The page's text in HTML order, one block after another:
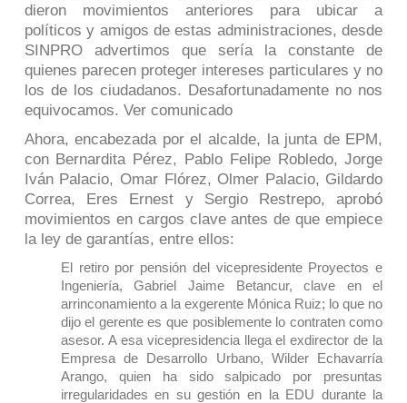
dieron movimientos anteriores para ubicar a
políticos y amigos de estas administraciones, desde
SINPRO advertimos que sería la constante de
quienes parecen proteger intereses particulares y no
los de los ciudadanos. Desafortunadamente no nos
equivocamos. Ver comunicado
Ahora, encabezada por el alcalde, la junta de EPM,
con Bernardita Pérez, Pablo Felipe Robledo, Jorge
Iván Palacio, Omar Flórez, Olmer Palacio, Gildardo
Correa, Eres Ernest y Sergio Restrepo, aprobó
movimientos en cargos clave antes de que empiece
la ley de garantías, entre ellos:
El retiro por pensión del vicepresidente Proyectos e
Ingeniería, Gabriel Jaime Betancur, clave en el
arrinconamiento a la exgerente Mónica Ruiz; lo que no
dijo el gerente es que posiblemente lo contraten como
asesor. A esa vicepresidencia llega el exdirector de la
Empresa de Desarrollo Urbano, Wilder Echavarría
Arango, quien ha sido salpicado por presuntas
irregularidades en su gestión en la EDU durante la